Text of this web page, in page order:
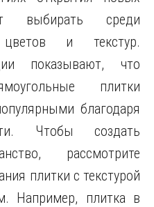
выбирать среди
и текстур.
показывают, что
плитки
благодаря
Чтобы создать
рассмотрите
плитки с текстурой
Например, плитка в